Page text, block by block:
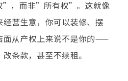
”，而非”所有权”。这就像
营生意，你可以装修、摆
面从产权上来说不是你的——
条款，甚至不续租。